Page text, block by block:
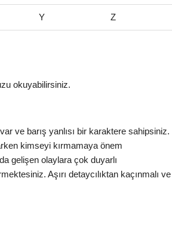
Y Z
okuyabilirsiniz.
ve barış yanlısı bir karaktere sahipsiniz.
kimseyi kırmamaya önem
gelişen olaylara çok duyarlı
Aşırı detaycılıktan kaçınmalı ve